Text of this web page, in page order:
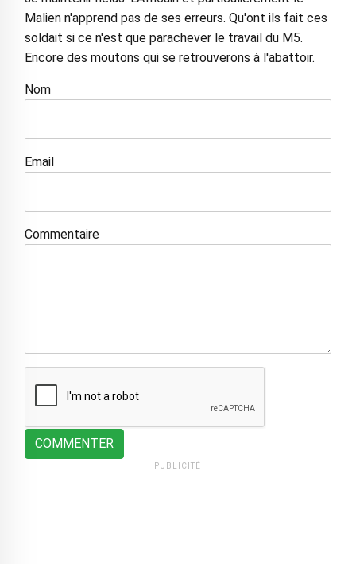
Malien n'apprend pas de ses erreurs. Qu'ont ils fait ces
soldait si ce n'est que parachever le travail du M5.
Encore des moutons qui se retrouverons à l'abattoir.
Nom
Email
Commentaire
COMMENTER
PUBLICITÉ